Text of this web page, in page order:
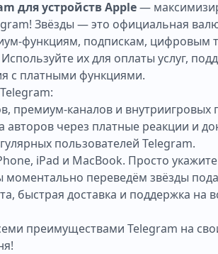
для устройств Apple—
Звёзды — это официальная
функциям, подпискам, цифровым
их для оплаты услуг,
с платными функциями.
премиум-каналов и внутриигровых
через платные реакции и
пользователей Telegram.
iPad и MacBook. Просто
моментально переведём звёзды
быстрая доставка и поддержка на
преимуществами Telegram на